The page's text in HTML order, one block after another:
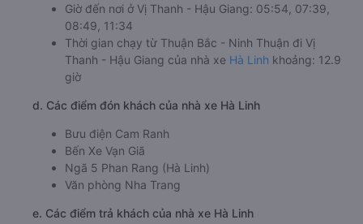
Giờ đến nơi ở Vị Thanh - Hậu Giang: 05:54, 07:39,
08:49, 11:34
Thời gian chạy từ Thuận Bắc - Ninh Thuận đi Vị
Thanh - Hậu Giang của nhà xe Hà Linh khoảng: 12.9
giờ
d. Các điểm đón khách của nhà xe Hà Linh
Bưu điện Cam Ranh
Bến Xe Vạn Giã
Ngã 5 Phan Rang (Hà Linh)
Văn phòng Nha Trang
e. Các điểm trả khách của nhà xe Hà Linh